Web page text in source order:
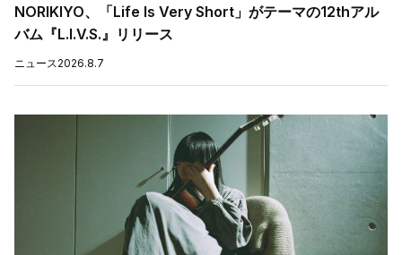
NORIKIYO、「Life Is Very Short」がテーマの12thアル
バム『L.I.V.S.』リリース
ニュース2026.8.7